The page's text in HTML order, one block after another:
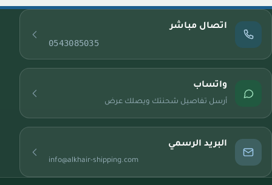
اتصال مباشر
0543085035
واتساب
أرسل تفاصيل شحنتك ويصلك عرض
البريد الرسمي
info@alkhair-shipping.com